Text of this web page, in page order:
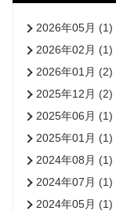
2026年05月 (1)
2026年02月 (1)
2026年01月 (2)
2025年12月 (2)
2025年06月 (1)
2025年01月 (1)
2024年08月 (1)
2024年07月 (1)
2024年05月 (1)